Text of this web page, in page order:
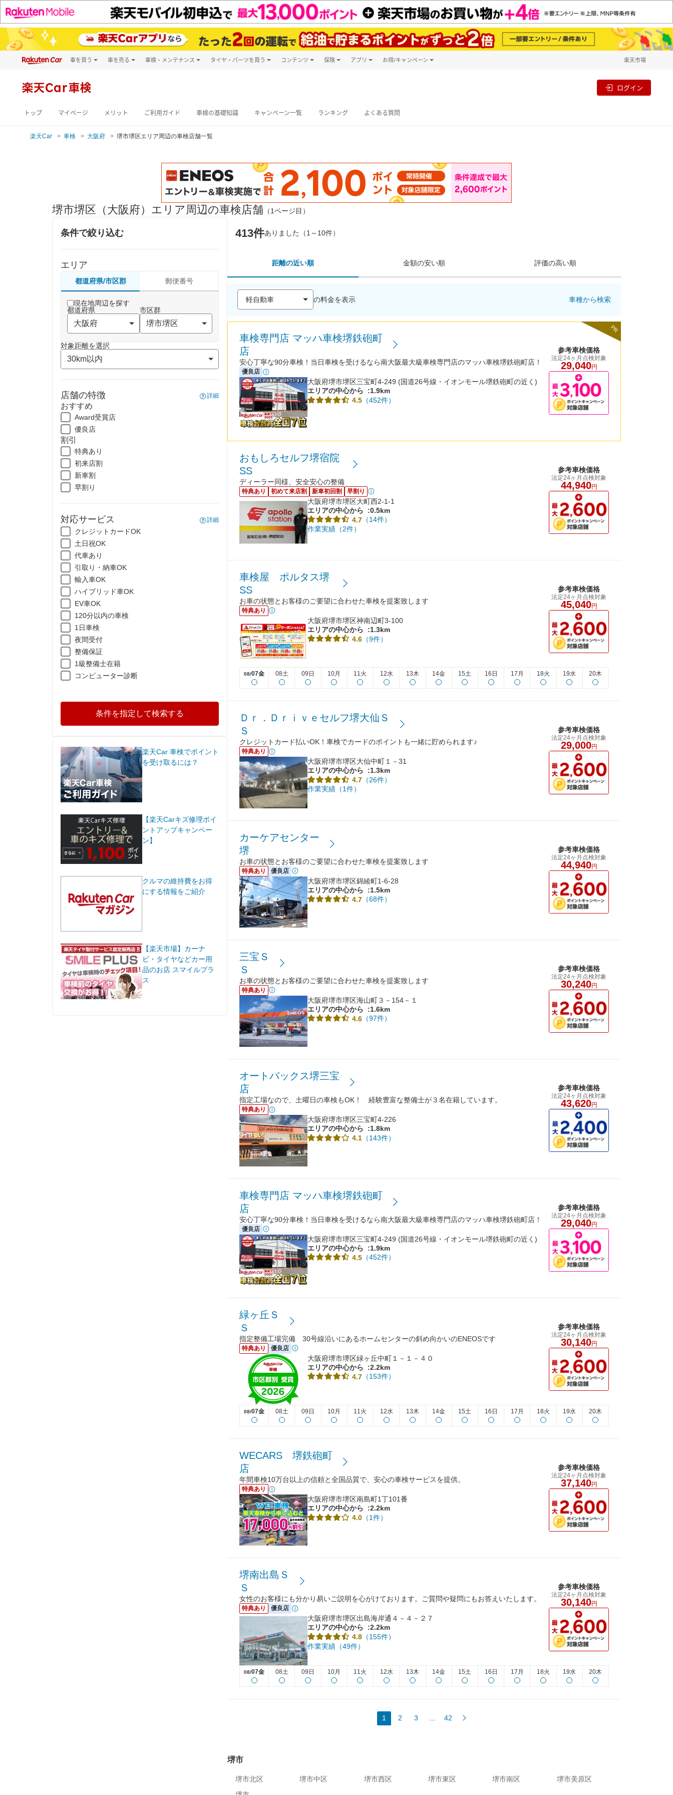
車を買う
新車
車を売る 車検・メンテナンス タイヤ・パーツを買う コンテンツ 保険 アプリ お得/キャンペーン 楽天市場
楽天Car車検 ログイン
トップ マイページ メリット ご利用ガイド 車検の基礎知識 キャンペーン一覧 ランキング よくある質問
楽天Car 車検 大阪府 堺市堺区エリア周辺の車検店舗一覧
堺市堺区（大阪府）エリア周辺の車検店舗 （1ページ目）
条件で絞り込む
エリア
都道府県/市区郡 郵便番号
現在地周辺を探す
都道府県
市区群
対象距離を選択
店舗の特徴 詳細
おすすめ
Award受賞店
優良店
割引
特典あり
初来店割
新車割
早割り
対応サービス 詳細
クレジットカードOK
土日祝OK
代車あり
引取り・納車OK
輸入車OK
ハイブリッド車OK
EV車OK
120分以内の車検
1日車検
夜間受付
整備保証
1級整備士在籍
コンピューター診断
条件を指定して検索する
楽天Car 車検でポイント
を受け取るには？
【楽天Carキズ修理ポイ
ントアップキャンペー
ン】
クルマの維持費をお得
にする情報をご紹介
【楽天市場】カーナ
ビ・タイヤなどカー用
品のお店 スマイルプラ
ス
413件ありました（1～10件）
距離の近い順 金額の安い順 評価の高い順
の料金を表示 車種から検索
PR
車検専門店 マッハ車検堺鉄砲町
店
安心丁寧な90分車検！当日車検を受けるなら南大阪最大級車検専門店のマッハ車検堺鉄砲町店！
優良店
大阪府堺市堺区三宝町4-249 (国道26号線・イオンモール堺鉄砲町の近く)
エリアの中心から
:1.9km
4.5 （452件）
参考車検価格
法定24ヶ月点検対象
29,040円
おもしろセルフ堺宿院
SS
ディーラー同様、安全安心の整備
特典あり 初めて来店割 新車初回割 早割り
大阪府堺市堺区大町西2-1-1
エリアの中心から
:0.5km
4.7 （14件）
作業実績（2件）
参考車検価格
法定24ヶ月点検対象
44,940円
車検屋 ポルタス堺
SS
お車の状態とお客様のご要望に合わせた車検を提案致します
特典あり
大阪府堺市堺区神南辺町3-100
エリアの中心から
:1.3km
4.6 （9件）
参考車検価格
法定24ヶ月点検対象
45,040円
08/07金 08土 09日 10月 11火 12水 13木 14金 15土 16日 17月 18火 19水 20木
Ｄｒ．Ｄｒｉｖｅセルフ堺大仙Ｓ
Ｓ
クレジットカード払いOK！車検でカードのポイントも一緒に貯められます♪
特典あり
大阪府堺市堺区大仙中町１－31
エリアの中心から
:1.3km
4.7 （26件）
作業実績（1件）
参考車検価格
法定24ヶ月点検対象
29,000円
カーケアセンター
堺
お車の状態とお客様のご要望に合わせた車検を提案致します
特典あり 優良店
大阪府堺市堺区錦綾町1-6-28
エリアの中心から
:1.5km
4.7 （68件）
参考車検価格
法定24ヶ月点検対象
44,940円
三宝Ｓ
Ｓ
お車の状態とお客様のご要望に合わせた車検を提案致します
特典あり
大阪府堺市堺区海山町３－154－１
エリアの中心から
:1.6km
4.6 （97件）
参考車検価格
法定24ヶ月点検対象
30,240円
オートバックス堺三宝
店
指定工場なので、土曜日の車検もOK！ 経験豊富な整備士が３名在籍しています。
特典あり
大阪府堺市堺区三宝町4-226
エリアの中心から
:1.8km
4.1 （143件）
参考車検価格
法定24ヶ月点検対象
43,620円
車検専門店 マッハ車検堺鉄砲町
店
安心丁寧な90分車検！当日車検を受けるなら南大阪最大級車検専門店のマッハ車検堺鉄砲町店！
優良店
大阪府堺市堺区三宝町4-249 (国道26号線・イオンモール堺鉄砲町の近く)
エリアの中心から
:1.9km
4.5 （452件）
参考車検価格
法定24ヶ月点検対象
29,040円
緑ヶ丘Ｓ
Ｓ
指定整備工場完備 30号線沿いにあるホームセンターの斜め向かいのENEOSです
特典あり 優良店
大阪府堺市堺区緑ヶ丘中町１－１－４０
エリアの中心から
:2.2km
4.7 （153件）
参考車検価格
法定24ヶ月点検対象
30,140円
08/07金 08土 09日 10月 11火 12水 13木 14金 15土 16日 17月 18火 19水 20木
WECARS 堺鉄砲町
店
年間車検10万台以上の信頼と全国品質で、安心の車検サービスを提供。
特典あり
大阪府堺市堺区南島町1丁101番
エリアの中心から
:2.2km
4.0 （1件）
参考車検価格
法定24ヶ月点検対象
37,140円
堺南出島Ｓ
Ｓ
女性のお客様にも分かり易いご説明を心がけております。ご質問や疑問にもお答えいたします。
特典あり 優良店
大阪府堺市堺区出島海岸通４－４－２７
エリアの中心から
:2.2km
4.8 （155件）
作業実績（49件）
参考車検価格
法定24ヶ月点検対象
30,140円
08/07金 08土 09日 10月 11火 12水 13木 14金 15土 16日 17月 18火 19水 20木
1 2 3 42
堺市
堺市北区 堺市中区 堺市西区 堺市東区 堺市南区
堺市美原区